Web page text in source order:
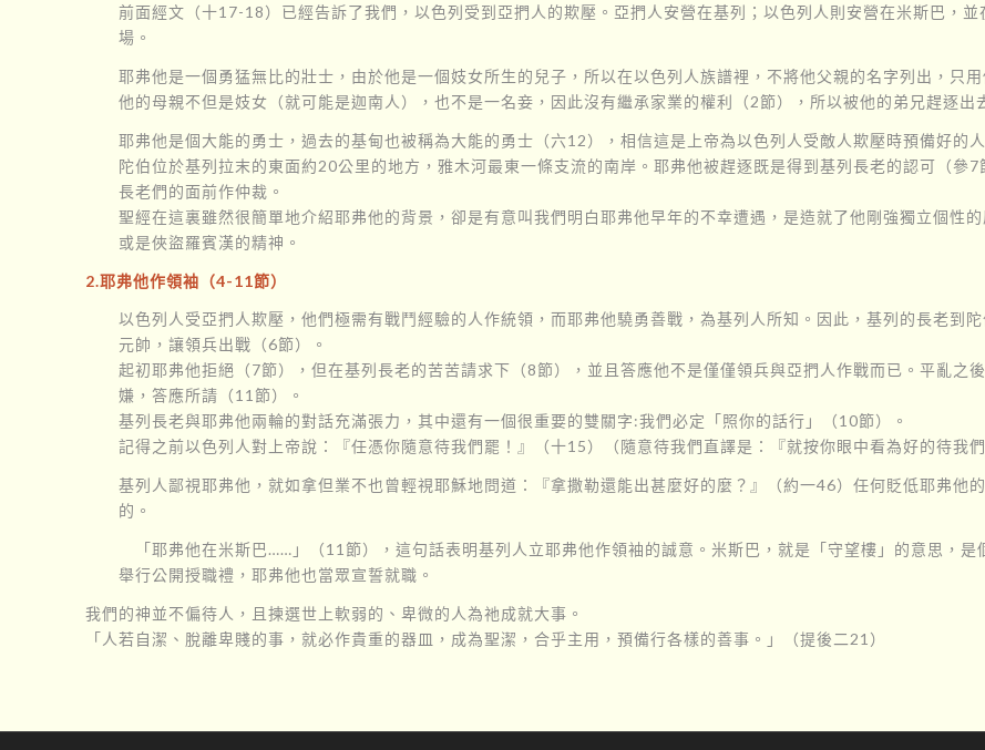
前面經文（十17-18）已經告訴了我們，以色列受到亞捫人的欺壓。亞捫人安營在基列；以色列人則安營在米斯巴，
場。
耶弗他是一個勇猛無比的壯士，由於他是一個妓女所生的兒子，所以在以色列人族譜裡，不將他父親的名字列出，只
他的母親不但是妓女（就可能是迦南人），也不是一名妾，因此沒有繼承家業的權利（2節），所以被他的弟兄趕逐出
耶弗他是個大能的勇士，過去的基甸也被稱為大能的勇士（六12），相信這是上帝為以色列人受敵人欺壓時預備好的人
陀伯位於基列拉末的東面約20公里的地方，雅木河最東一條支流的南岸。耶弗他被趕逐既是得到基列長老的認可（參
長老們的面前作仲裁。
聖經在這裏雖然很簡單地介紹耶弗他的背景，卻是有意叫我們明白耶弗他早年的不幸遭遇，是造就了他剛強獨立個性
或是俠盜羅賓漢的精神。
2.耶弗他作領袖（4-11節）
以色列人受亞捫人欺壓，他們極需有戰鬥經驗的人作統領，而耶弗他驍勇善戰，為基列人所知。因此，基列的長老到
元帥，讓領兵出戰（6節）。
起初耶弗他拒絕（7節），但在基列長老的苦苦請求下（8節），並且答應他不是僅僅領兵與亞捫人作戰而已。平亂之
嫌，答應所請（11節）。
基列長老與耶弗他兩輪的對話充滿張力，其中還有一個很重要的雙關字:我們必定「照你的話行」（10節）。
記得之前以色列人對上帝說：『任憑你隨意待我們罷！』（十15）（隨意待我們直譯是：『就按你眼中看為好的待我
基列人鄙視耶弗他，就如拿但業不也曾輕視耶穌地問道：『拿撒勒還能出甚麼好的麼？』（約一46）任何貶低耶弗他
的。
「耶弗他在米斯巴……」（11節），這句話表明基列人立耶弗他作領袖的誠意。米斯巴，就是「守望樓」的意思，是
舉行公開授職禮，耶弗他也當眾宣誓就職。
我們的神並不偏待人，且揀選世上軟弱的、卑微的人為祂成就大事。
「人若自潔、脫離卑賤的事，就必作貴重的器皿，成為聖潔，合乎主用，預備行各樣的善事。」（提後二21）